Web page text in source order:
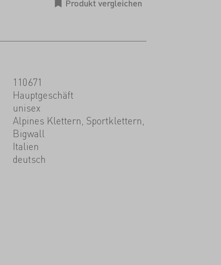
110671
Hauptgeschäft
unisex
Alpines Klettern, Sportklettern,
Bigwall
Italien
deutsch